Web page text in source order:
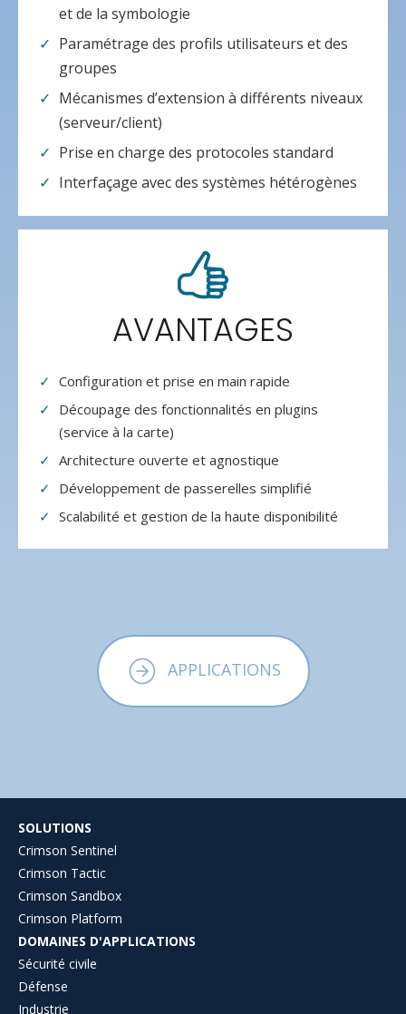
et de la symbologie
Paramétrage des profils utilisateurs et des
groupes
Mécanismes d’extension à différents niveaux
(serveur/client)
Prise en charge des protocoles standard
Interfaçage avec des systèmes hétérogènes
AVANTAGES
Configuration et prise en main rapide
Découpage des fonctionnalités en plugins
(service à la carte)
Architecture ouverte et agnostique
Développement de passerelles simplifié
Scalabilité et gestion de la haute disponibilité
APPLICATIONS
SOLUTIONS
Crimson Sentinel
Crimson Tactic
Crimson Sandbox
Crimson Platform
DOMAINES D'APPLICATIONS
Sécurité civile
Défense
Industrie